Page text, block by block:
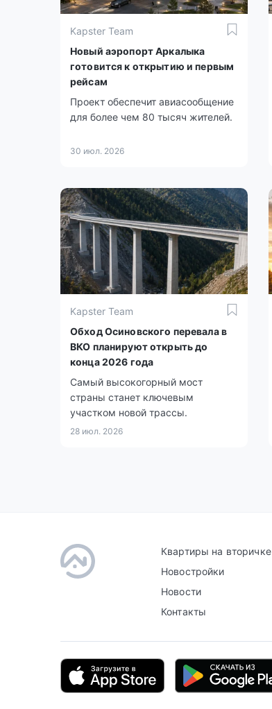
Kapster Team
Новый аэропорт Аркалыка
готовится к открытию и первым
рейсам
Проект обеспечит авиасообщение
для более чем 80 тысяч жителей.
30 июл. 2026
Kapster Team
Обход Осиновского перевала в
ВКО планируют открыть до
конца 2026 года
Самый высокогорный мост
страны станет ключевым
участком новой трассы.
28 июл. 2026
Квартиры на вторичке
Новостройки
Новости
Контакты